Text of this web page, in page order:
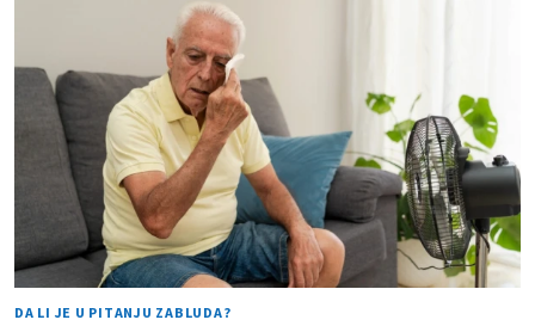
DA LI JE U PITANJU ZABLUDA?